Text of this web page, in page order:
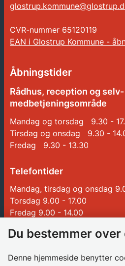
CVR-nummer 65120119
EAN i Glostrup Kommune -
Åbningstider
Rådhus, reception og
medbetjeningsområde
Mandag og torsdag 9.30 -
Tirsdag og onsdag 9.30 -
Fredag 9.30 - 13.30
Telefontider
Mandag, tirsdag og onsdag
Torsdag 9.00 - 17.00
Fredag 9.00 - 14.00
Du bestemmer over
Denne hjemmeside benytter